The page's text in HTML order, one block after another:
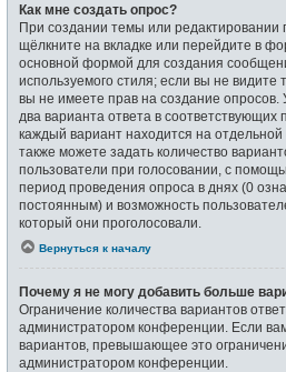
Как мне создать опрос?
При создании темы или редактировании
щёлкните на вкладке или перейдите в
основной формой для создания
используемого стиля; если вы не видите
вы не имеете прав на создание опросов.
два варианта ответа в соответствующих
каждый вариант находится на отдельной
также можете задать количество
пользователи при голосовании, с
период проведения опроса в днях (0
постоянным) и возможность
который они проголосовали.
Вернуться к началу
Почему я не могу добавить больше
Ограничение количества вариантов
администратором конференции. Если
вариантов, превышающее это
администратором конференции.